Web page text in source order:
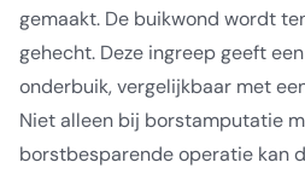
gemaakt. De buikwond wordt
gehecht. Deze ingreep geeft
onderbuik, vergelijkbaar met
Niet alleen bij borstamputatie
borstbesparende operatie kan